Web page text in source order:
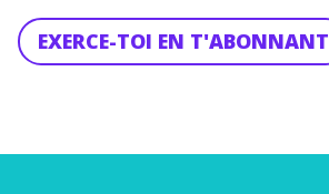
EXERCE-TOI EN T'ABONNANT